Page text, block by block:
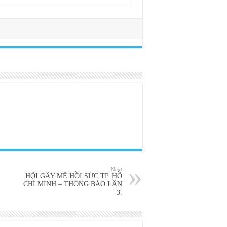
Next
HỘI GÂY MÊ HỒI SỨC TP. HỒ
CHÍ MINH – THÔNG BÁO LẦN
3.